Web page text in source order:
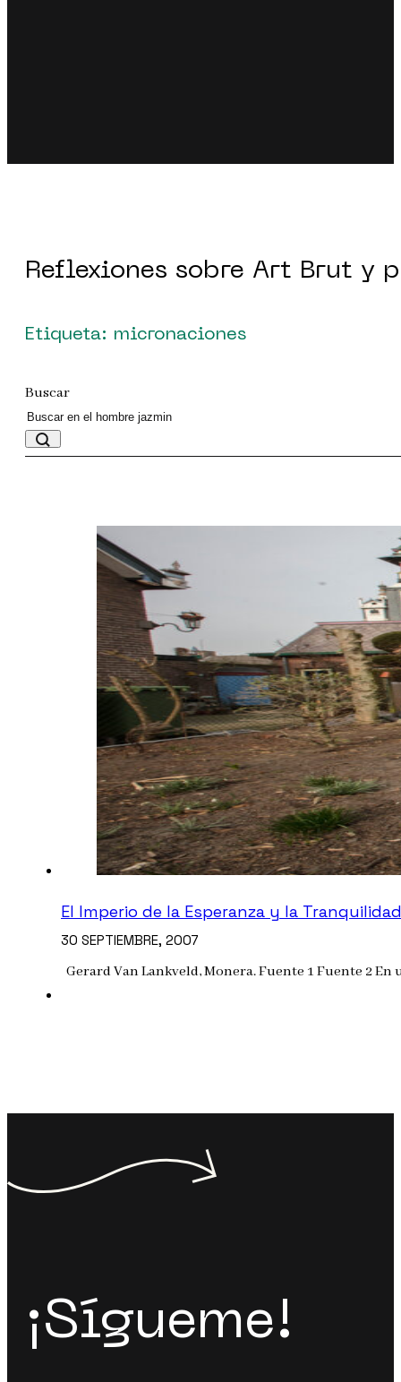
Reflexiones sobre Art Brut y
Etiqueta: micronaciones
Buscar
El Imperio de la Esperanza y la Tranquilidad
30 SEPTIEMBRE, 2007
Gerard Van Lankveld, Monera. Fuente 1 Fuente 2
¡Sígueme!